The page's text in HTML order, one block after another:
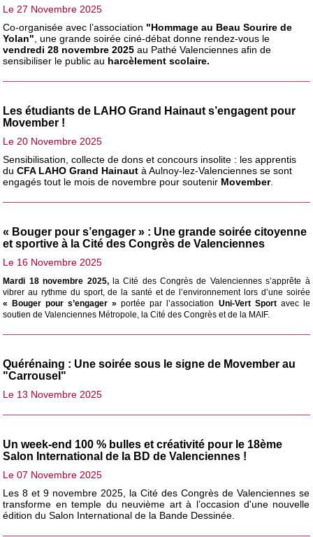
Le 27 Novembre 2025
Co-organisée avec l’association "Hommage au Beau Sourire de
Yolan" , une grande soirée ciné-débat donne rendez-vous le
vendredi 28 novembre 2025 au Pathé Valenciennes afin de
sensibiliser le public au harcèlement scolaire.
Les étudiants de LAHO Grand Hainaut s’engagent pour
Movember !
Le 20 Novembre 2025
Sensibilisation, collecte de dons et concours insolite : les apprentis
duCFA LAHO Grand Hainaut à Aulnoy-lez-Valenciennes se sont
engagés tout le mois de novembre pour soutenir Movember.
« Bouger pour s’engager » : Une grande soirée citoyenne
et sportive à la Cité des Congrès de Valenciennes
Le 16 Novembre 2025
Mardi 18 novembre 2025, la Cité des Congrès de Valenciennes s’apprête à
vibrer au rythme du sport, de la santé et de l’environnement lors d’une soirée
« Bouger pour s’engager » portée par l’association Uni-Vert Sportavec le
soutien de Valenciennes Métropole, la Cité des Congrès et de la MAIF.
Quérénaing : Une soirée sous le signe de Movember au
"Carrousel"
Le 13 Novembre 2025
Un week-end 100 % bulles et créativité pour le 18ème
Salon International de la BD de Valenciennes !
Le 07 Novembre 2025
Les 8 et 9 novembre 2025, la Cité des Congrès de Valenciennes se
transforme en temple du neuvième art à l’occasion d'une nouvelle
édition du Salon International de la Bande Dessinée.